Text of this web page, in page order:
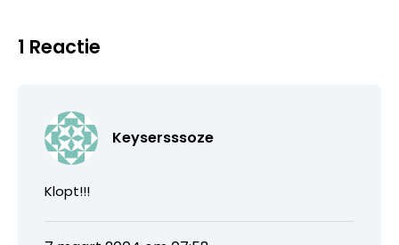
1 Reactie
Keysersssoze
Klopt!!!